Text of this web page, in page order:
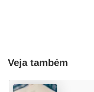
Veja também